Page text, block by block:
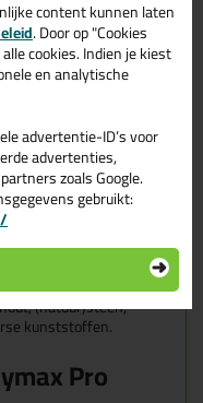
voor iedere klus
gebruikt worden voor
interieur-, gevel-,
van de
Clear
uitstekend op
(natuur)steen,
kunststoffen.
Pro
content kunnen laten
. Door op "Cookies
cookies. Indien je kiest
en analytische
advertentie-ID’s voor
advertenties,
zoals Google.
gebruikt: